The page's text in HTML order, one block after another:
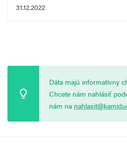
31.12.2022
Dáta majú informatívny
Chcete nám nahlásiť
nám na